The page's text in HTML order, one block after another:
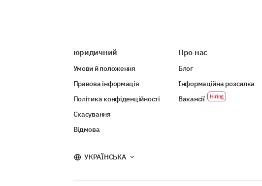
юридичний
Умови й положення
Правова інформація
Політика конфіденційності
Скасування
Відмова
Про нас
Блог
Інформаційна розсилка
Вакансії
УКРАЇНСЬКА